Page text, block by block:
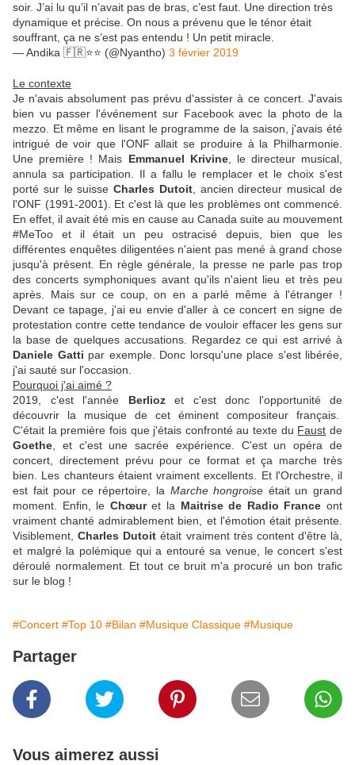
soir. J’ai lu qu’il n’avait pas de bras, c’est faut. Une direction très
dynamique et précise. On nous a prévenu que le ténor était
souffrant, ça ne s’est pas entendu ! Un petit miracle.
— Andika 🇫🇷⭐️⭐️ (@Nyantho) 3 février 2019
Le contexte
Je n'avais absolument pas prévu d'assister à ce concert. J'avais
bien vu passer l'événement sur Facebook avec la photo de la
mezzo. Et même en lisant le programme de la saison, j'avais été
intrigué de voir que l'ONF allait se produire à la Philharmonie.
Une première ! Mais Emmanuel Krivine, le directeur musical,
annula sa participation. Il a fallu le remplacer et le choix s'est
porté sur le suisseCharles Dutoit, ancien directeur musical de
l'ONF (1991-2001). Et c'est là que les problèmes ont commencé.
En effet, il avait été mis en cause au Canada suite au mouvement
#MeToo et il était un peu ostracisé depuis, bien que les
différentes enquêtes diligentées n'aient pas mené à grand chose
jusqu'à présent. En règle générale, la presse ne parle pas trop
des concerts symphoniques avant qu'ils n'aient lieu et très peu
après. Mais sur ce coup, on en a parlé même à l'étranger !
Devant ce tapage, j'ai eu envie d'aller à ce concert en signe de
protestation contre cette tendance de vouloir effacer les gens sur
la base de quelques accusations. Regardez ce qui est arrivé à
Daniele Gatti par exemple. Donc lorsqu'une place s'est libérée,
j'ai sauté sur l'occasion.
Pourquoi j'ai aimé ?
2019, c'est l'année Berliozet c'est donc l'opportunité de
découvrir la musique de cet éminent compositeur français.
C'était la première fois que j'étais confronté au texte du Faust de
Goethe , et c'est une sacrée expérience. C'est un opéra de
concert, directement prévu pour ce format et ça marche très
bien. Les chanteurs étaient vraiment excellents. Et l'Orchestre, il
est fait pour ce répertoire, la Marche hongroise était un grand
moment. Enfin, le Chœuret la Maitrise de Radio France ont
vraiment chanté admirablement bien, et l'émotion était présente.
Visiblement,Charles Dutoit était vraiment très content d'être là,
et malgré la polémique qui a entouré sa venue, le concert s'est
déroulé normalement. Et tout ce bruit m'a procuré un bon trafic
sur le blog !
#Concert #Top 10 #Bilan #Musique Classique #Musique
Partager
Vous aimerez aussi